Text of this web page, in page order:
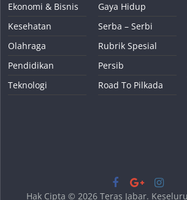
Ekonomi & Bisnis
Kesehatan
Olahraga
Pendidikan
Teknologi
Gaya Hidup
Serba – Serbi
Rubrik Spesial
Persib
Road To Pilkada
Hak Cipta © 2026 Teras Jabar.